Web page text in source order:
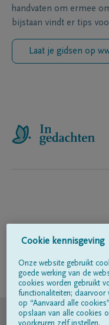
handvaten om ermee
bijstaan vindt er tips
Laat je gidsen op
Volg ons op
Cookie kennisgeving
Onze website gebruikt
goede werking van de
cookies worden gebruikt
functionaliteiten; daarvoor
op “Aanvaard alle
opslaan van alle cookies